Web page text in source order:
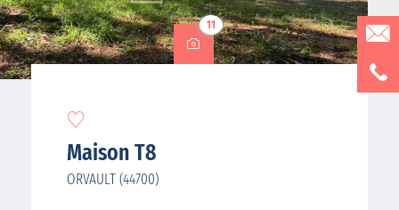
11
Maison T8
ORVAULT (44700)